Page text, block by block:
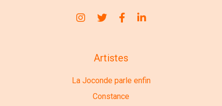
Artistes
La Joconde parle enfin
Constance